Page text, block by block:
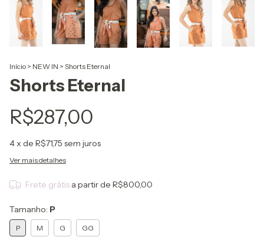
Início > NEW IN > Shorts Eternal
Shorts Eternal
R$287,00
4x de R$71,75 sem juros
Ver mais detalhes
Frete grátis a partir de R$800,00
Tamanho: P
P M G GG